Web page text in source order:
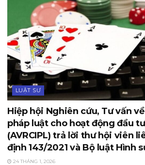
LUẬT SƯ
Hiệp hội Nghiên cứu, Tư vấn
pháp luật cho hoạt động đầu
(AVRCIPL) trả lời thư hội viên
định 143/2021 và Bộ luật Hình
24 THÁNG 1, 2026